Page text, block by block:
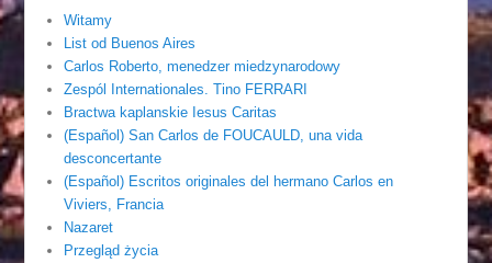
Witamy
List od Buenos Aires
Carlos Roberto, menedzer miedzynarodowy
Zespól Internationales. Tino FERRARI
Bractwa kaplanskie Iesus Caritas
(Español) San Carlos de FOUCAULD, una vida
desconcertante
(Español) Escritos originales del hermano Carlos en
Viviers, Francia
Nazaret
Przegląd życia